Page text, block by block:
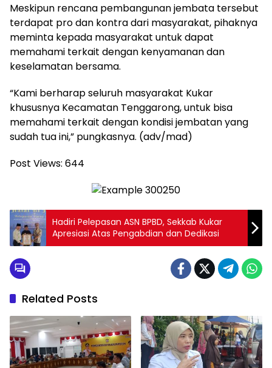
Meskipun rencana pembangunan jembata tersebut
terdapat pro dan kontra dari masyarakat, pihaknya
meminta kepada masyarakat untuk dapat
memahami terkait dengan kenyamanan dan
keselamatan bersama.
“Kami berharap seluruh masyarakat Kukar
khususnya Kecamatan Tenggarong, untuk bisa
memahami terkait dengan kondisi jembatan yang
sudah tua ini,” pungkasnya. (adv/mad)
Post Views: 644
Hadiri Pelepasan ASN BPBD, Sekkab Kukar
Apresiasi Atas Pengabdian dan Dedikasi
Related Posts